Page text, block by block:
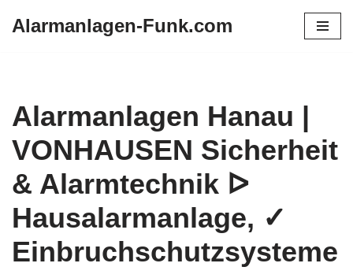
Alarmanlagen-Funk.com
Alarmanlagen Hanau |
VONHAUSEN Sicherheit
& Alarmtechnik ᐅ
Hausalarmanlage, ✓
Einbruchschutzsysteme